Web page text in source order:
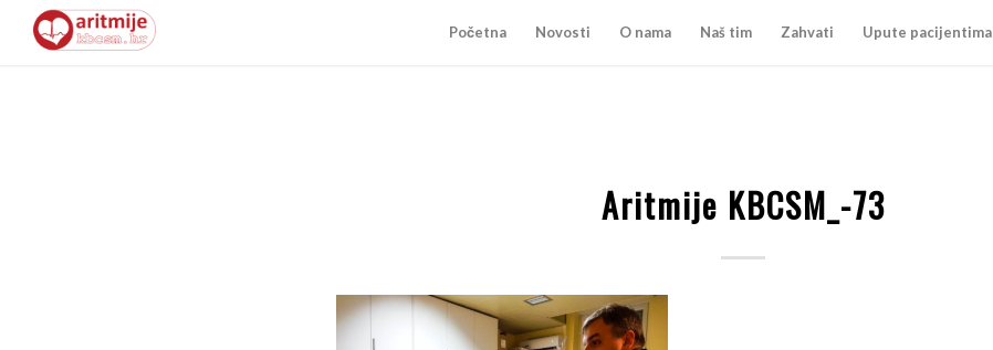
Početna Novosti O nama Naš tim Zahvati Upute pacijentima
Aritmije KBCSM_-73